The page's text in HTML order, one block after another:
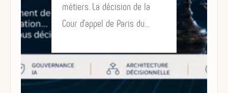
métiers. La décision de la
Cour d’appel de Paris du…